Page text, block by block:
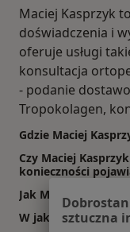
Maciej Kasprzyk
doświadczenia i
oferuje usługi
konsultacja
- podanie
Tropokolagen,
Gdzie Maciej
Czy Maciej
konieczności
Jak Maciej
W jakich językach
sztuczna